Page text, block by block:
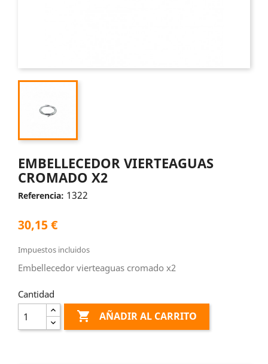
EMBELLECEDOR VIERTEAGUAS
CROMADO X2
Referencia: 1322
30,15 €
Impuestos incluidos
Embellecedor vierteaguas cromado x2
Cantidad
 AÑADIR AL CARRITO